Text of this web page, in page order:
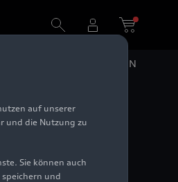
EN
auf unserer
und die Nutzung zu
Sie können auch
und